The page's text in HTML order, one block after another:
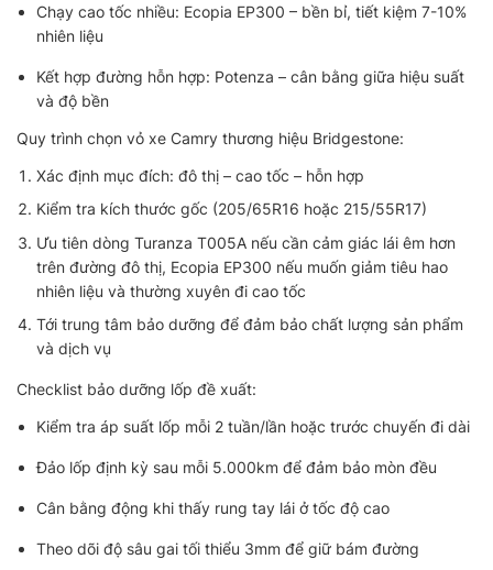
Chạy cao tốc nhiều: Ecopia EP300 – bền bỉ, tiết kiệm 7-10%
nhiên liệu
Kết hợp đường hỗn hợp: Potenza – cân bằng giữa hiệu suất
và độ bền
Quy trình chọn vỏ xe Camry thương hiệu Bridgestone:
Xác định mục đích: đô thị – cao tốc – hỗn hợp
Kiểm tra kích thước gốc (205/65R16 hoặc 215/55R17)
Ưu tiên dòng Turanza T005A nếu cần cảm giác lái êm hơn
trên đường đô thị, Ecopia EP300 nếu muốn giảm tiêu hao
nhiên liệu và thường xuyên đi cao tốc
Tới trung tâm bảo dưỡng để đảm bảo chất lượng sản phẩm
và dịch vụ
Checklist bảo dưỡng lốp đề xuất:
Kiểm tra áp suất lốp mỗi 2 tuần/lần hoặc trước chuyến đi dài
Đảo lốp định kỳ sau mỗi 5.000km để đảm bảo mòn đều
Cân bằng động khi thấy rung tay lái ở tốc độ cao
Theo dõi độ sâu gai tối thiểu 3mm để giữ bám đường